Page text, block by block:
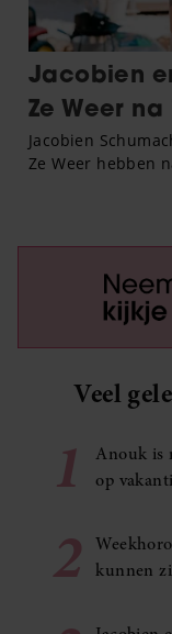
Veel
1
Anouk is
op
2
kunnen